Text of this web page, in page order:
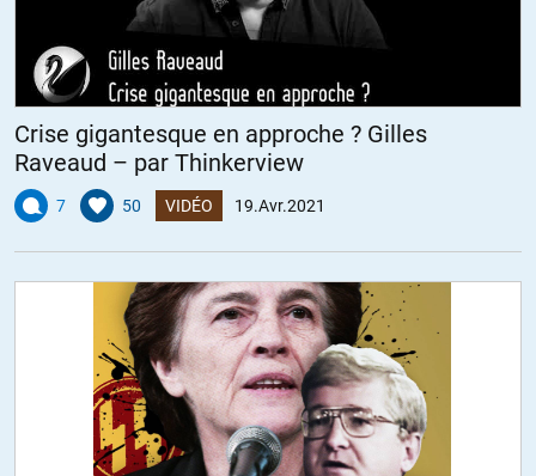
Crise gigantesque en approche ? Gilles
Raveaud – par Thinkerview
7 50 VIDÉO 19.Avr.2021